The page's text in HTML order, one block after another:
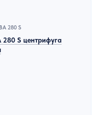
280 S
280 S центрифуга